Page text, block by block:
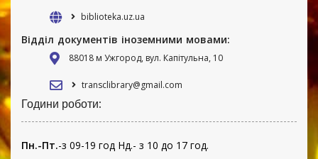
biblioteka.uz.ua
Відділ документів іноземними мовами:
88018 м Ужгород, вул. Капітульна, 10
transclibrary@gmail.com
Години роботи:
Пн.-Пт.-з 09-19 год Нд.- з 10 до 17 год.